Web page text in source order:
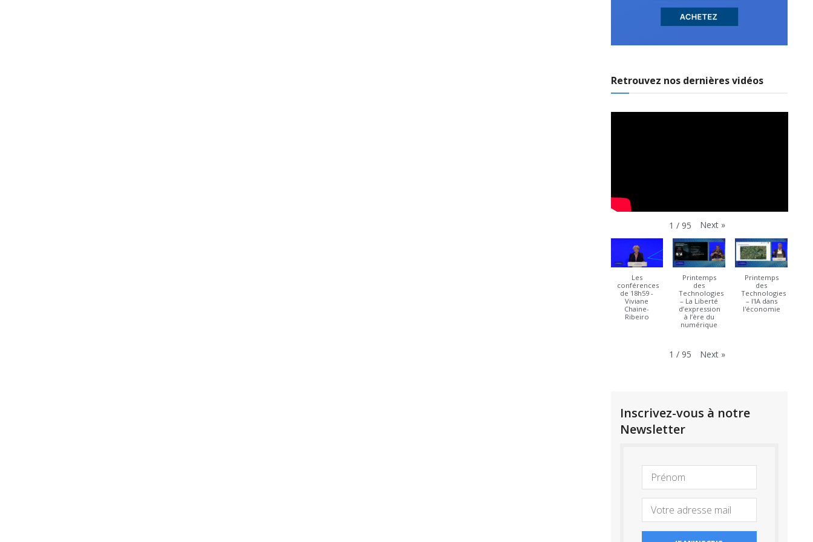
Retrouvez nos dernières vidéos
1 / 95 Next »
Les
conférences
de 18h59 -
Viviane
Chaine-
Ribeiro
Printemps
des
Technologies
– La Liberté
d’expression
à l’ère du
numérique
Printemps
des
Technologies
– l'IA dans
l'économie
1 / 95 Next »
Inscrivez-vous à notre
Newsletter